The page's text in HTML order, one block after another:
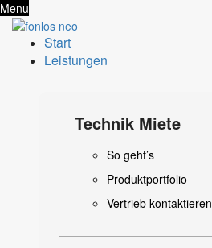
Menu
Start
Leistungen
Technik Miete
So geht’s
Produktportfolio
Vertrieb kontaktieren